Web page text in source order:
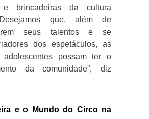
brincadeiras da cultura
que, além de
seus talentos e se
dos espetáculos, as
possam ter o
da comunidade”, diz
e o Mundo do Circo na